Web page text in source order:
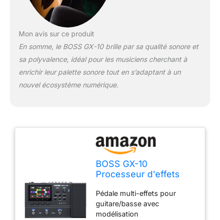
Mon avis sur ce produit
En somme, le BOSS GX-10 brille par sa qualité sonore et
sa polyvalence, idéal pour les musiciens cherchant à
enrichir leur palette sonore tout en s’adaptant à un
nouvel écosystème numérique.
BOSS GX-10
Processeur d'effets
et basse, moteur
sonore GX-100, écran
tactile couleur, 32
Pédale multi-effets pour
guitare/basse avec
modélisation